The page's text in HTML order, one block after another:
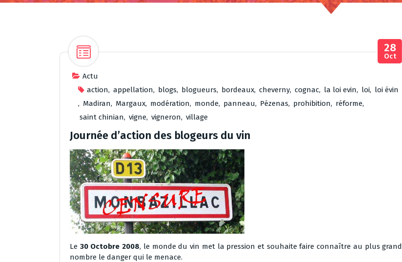
Actu
action, appellation, blogs, blogueurs, bordeaux, cheverny, cognac, la loi evin, loi, loi évin
, Madiran, Margaux, modération, monde, panneau, Pézenas, prohibition, réforme,
saint chinian, vigne, vigneron, village
28
Oct
Journée d’action des blogeurs du vin
Le 30 Octobre 2008, le monde du vin met la pression et souhaite faire connaître au plus grand
nombre le danger qui le menace.